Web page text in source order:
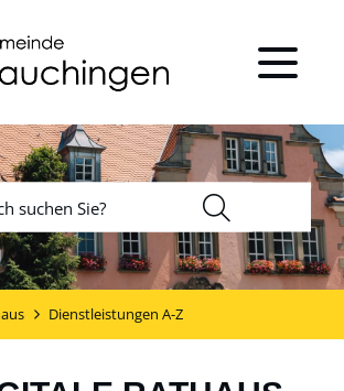
Dienstleistungen A-Z